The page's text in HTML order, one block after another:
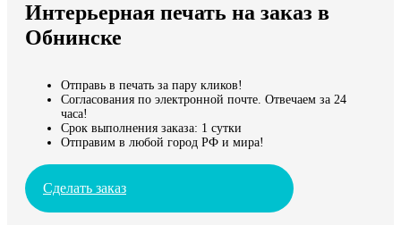
Мы доставляем по всему миру
Продолжить без города
Интерьерная печать на заказ в
Обнинске
Отправь в печать за пару кликов!
Согласования по электронной почте. Отвечаем за 24
часа!
Срок выполнения заказа: 1 сутки
Отправим в любой город РФ и мира!
Сделать заказ